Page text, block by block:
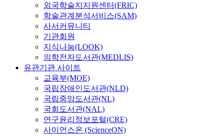
외국학술지지원센터(FRIC)
학술관계분석서비스(SAM)
사서커뮤니티
기관회원
지식나눔(LOOK)
의학전자도서관(MEDLIS)
유관기관 사이트
교육부(MOE)
국립장애인도서관(NLD)
국립중앙도서관(NL)
국회도서관(NAL)
연구윤리정보포털(CRE)
사이언스온 (ScienceON)